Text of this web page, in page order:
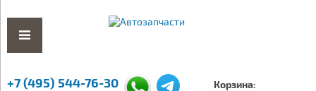
+7 (495) 544-76-30
Корзина: